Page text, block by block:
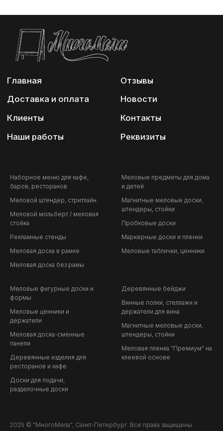
Наборное меню для кафе,
баров, ресторанов
Меловой штендер, стритлайн
Меловой мольберт / меловая
стойка
Рекламные стенды
Меловая доска в рамке
Меловая доска без рамы
Меловые предметы для дома
и детей
Магнитные меловые доски,
штендеры, стойки
Пробковые доски
Маркерные доски и пленки
Меловые таблички, ценники
Меловые фигурные доски и
формы
Меловые ценники и
держатели
Меловая доска-сменные
панели
Деревянные изделия для
ресторанов и кафе
Доски для подачи,
разделочные доски
Деревянные бейджи
Винные полки, стеллажи и
держатели для вина
Магнитные меловые доски,
штендеры, стойки
Меловая пленка "Премиум" на
клеевой основе
2025 © "МногоМела", Санкт-Петербург. Все права защищены.